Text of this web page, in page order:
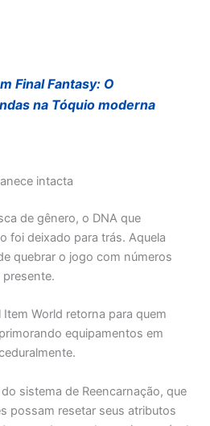
Final Fantasy: O
na Tóquio moderna
intacta
de gênero, o DNA que
foi deixado para trás. Aquela
quebrar o jogo com números
World retorna para quem
equipamentos em
sistema de Reencarnação, que
possam resetar seus atributos